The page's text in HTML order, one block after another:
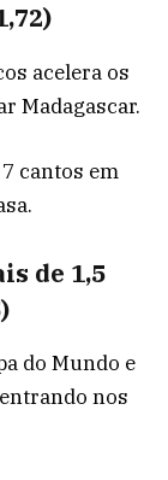
acelera os
Madagascar.
cantos em
de 1,5
do Mundo e
nos